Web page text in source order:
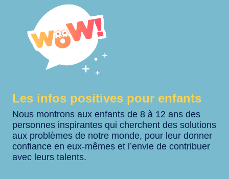
Les infos positives pour enfants
Nous montrons aux enfants de 8 à 12 ans des
personnes inspirantes qui cherchent des solutions
aux problèmes de notre monde, pour leur donner
confiance en eux-mêmes et l’envie de contribuer
avec leurs talents.